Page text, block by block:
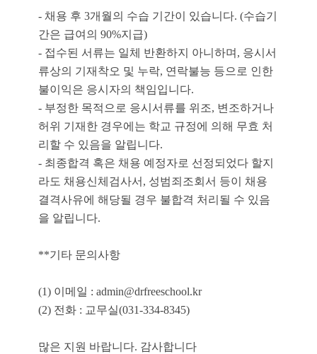
- 채용 후 3개월의 수습 기간이 있습니다. (수습기
간은 급여의 90%지급)
- 접수된 서류는 일체 반환하지 아니하며, 응시서
류상의 기재착오 및 누락, 연락불능 등으로 인한
불이익은 응시자의 책임입니다.
- 부정한 목적으로 응시서류를 위조, 변조하거나
허위 기재한 경우에는 학교 규정에 의해 무효 처
리할 수 있음을 알립니다.
- 최종합격 혹은 채용 예정자로 선정되었다 할지
라도 채용신체검사서, 성범죄조회서 등이 채용
결격사유에 해당될 경우 불합격 처리될 수 있음
을 알립니다.
**기타 문의사항
(1) 이메일 : admin@drfreeschool.kr
(2) 전화 : 교무실(031-334-8345)
많은 지원 바랍니다. 감사합니다